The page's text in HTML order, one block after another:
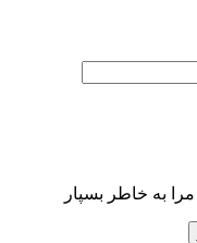
مرا به خاطر بسپار